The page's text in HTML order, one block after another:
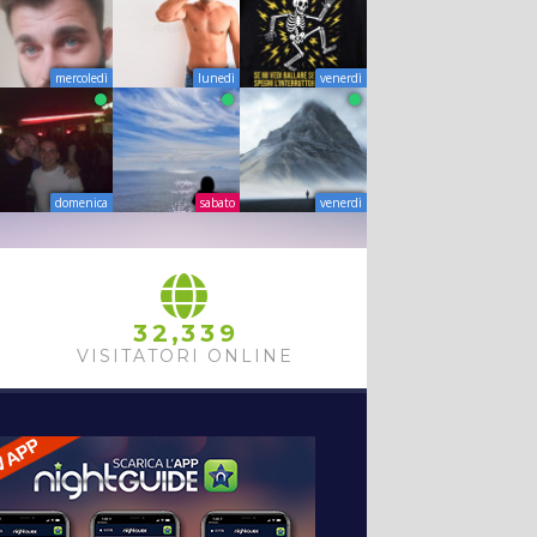
mercoledì lunedì venerdì
domenica sabato venerdì
32 ,33 9
VISITATORI ONLINE